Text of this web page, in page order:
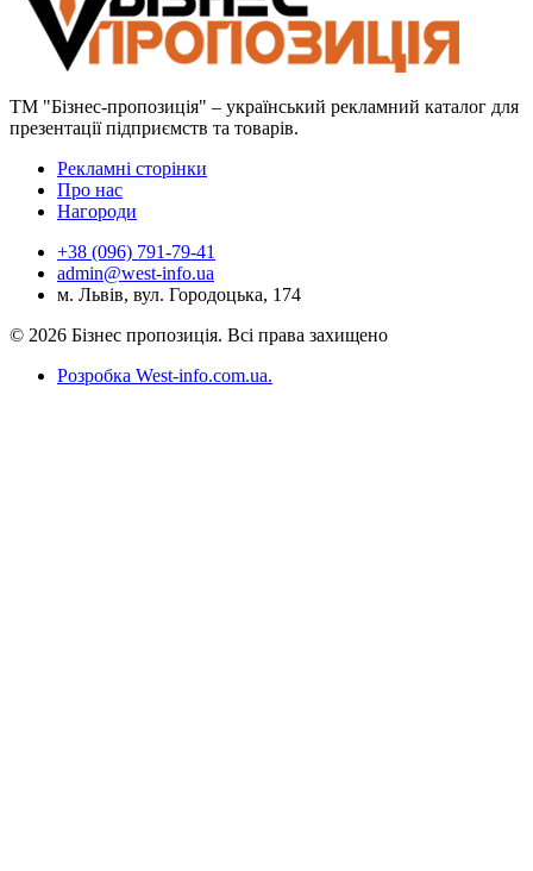
ТМ "Бізнес-пропозиція" – український рекламний каталог для
презентації підприємств та товарів.
Рекламні сторінки
Про нас
Нагороди
+38 (096) 791-79-41
admin@west-info.ua
м. Львів, вул. Городоцька, 174
© 2026 Бізнес пропозиція. Всі права захищено
Розробка West-info.com.ua.